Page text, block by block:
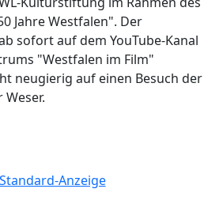
Jahre Westfalen". Der
sofort auf dem YouTube-Kanal
"Westfalen im Film"
neugierig auf einen Besuch der